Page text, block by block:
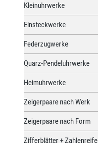
Kleinuhrwerke
Einsteckwerke
Federzugwerke
Quarz-Pendeluhrwerke
Heimuhrwerke
Zeigerpaare nach Werk
Zeigerpaare nach Form
Zifferblätter + Zahlenreife